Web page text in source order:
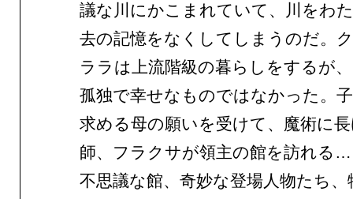
議な川にかこまれていて、川をわ
去の記憶をなくしてしまうのだ。
ララは上流階級の暮らしをするが
孤独で幸せなものではなかった。
求める母の願いを受けて、魔術に
師、フラクサが領主の館を訪れる
不思議な館、奇妙な登場人物たち、